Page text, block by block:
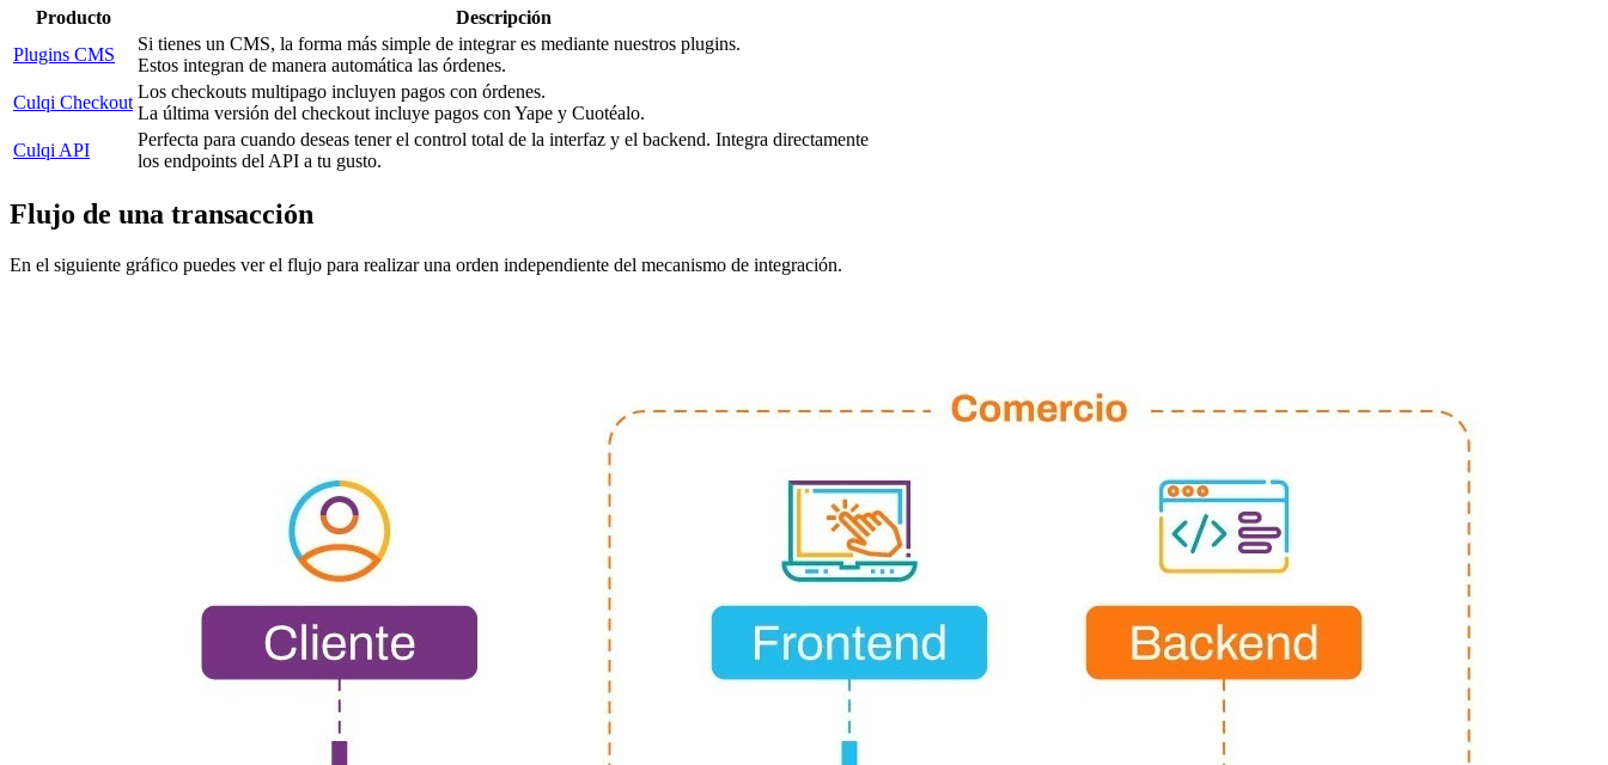
Producto
Descripción
Plugins CMS
Si tienes un CMS, la forma más simple de integrar es mediante nuestros plugins.
Estos integran de manera automática las órdenes.
Culqi Checkout
Los checkouts multipago incluyen pagos con órdenes.
La última versión del checkout incluye pagos con Yape y Cuotéalo.
Culqi API
Perfecta para cuando deseas tener el control total de la interfaz y el backend. Integra directamente
los endpoints del API a tu gusto.
Flujo de una transacción
En el siguiente gráfico puedes ver el flujo para realizar una orden independiente del mecanismo de integración.